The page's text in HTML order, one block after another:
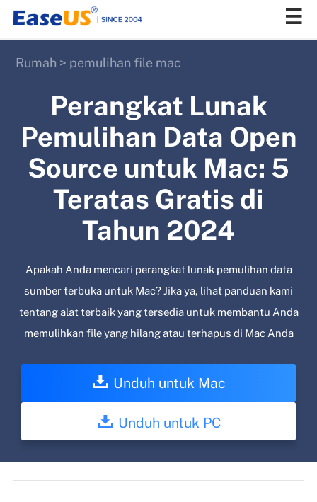
Rumah > pemulihan file mac
Perangkat Lunak
Pemulihan Data Open
Source untuk Mac: 5
Teratas Gratis di
Tahun 2024
Apakah Anda mencari perangkat lunak pemulihan data
sumber terbuka untuk Mac? Jika ya, lihat panduan kami
tentang alat terbaik yang tersedia untuk membantu Anda
memulihkan file yang hilang atau terhapus di Mac Anda
Unduh untuk Mac
Unduh untuk PC